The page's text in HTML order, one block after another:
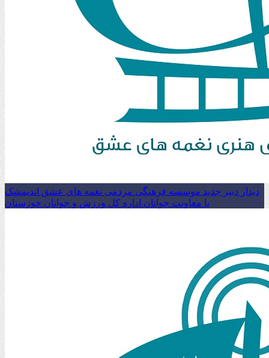
دیدار دبیر جدید موسسه فرهنگی مردمی نغمه های عشق اندیمشک
با معاونت جوانان اداره کل ورزش و جوانان خوزستان